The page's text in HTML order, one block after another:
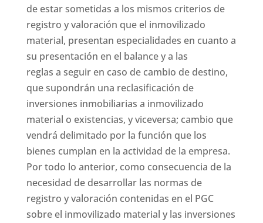
de estar sometidas a los mismos criterios de
registro y valoración que el inmovilizado
material, presentan especialidades en cuanto a
su presentación en el balance y a las
reglas a seguir en caso de cambio de destino,
que supondrán una reclasificación de
inversiones inmobiliarias a inmovilizado
material o existencias, y viceversa; cambio que
vendrá delimitado por la función que los
bienes cumplan en la actividad de la empresa.
Por todo lo anterior, como consecuencia de la
necesidad de desarrollar las normas de
registro y valoración contenidas en el PGC
sobre el inmovilizado material y las inversiones